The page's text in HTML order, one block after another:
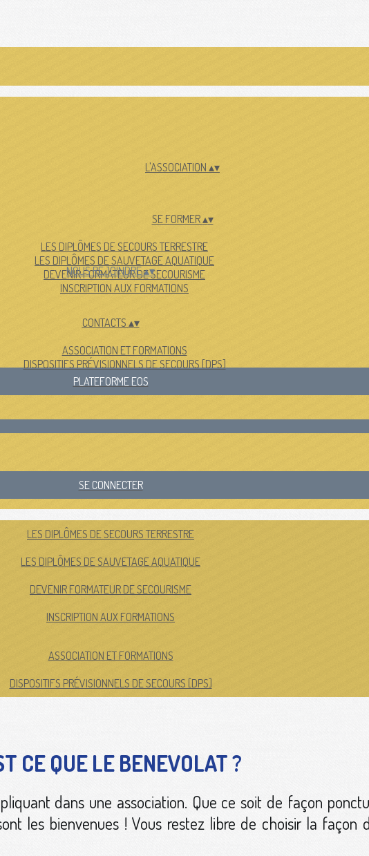
L'ASSOCIATION ▴▾
SE FORMER▴▾
LES DIPLÔMES DE SECOURS TERRESTRE
LES DIPLÔMES DE SAUVETAGE AQUATIQUE
DEVENIR FORMATEUR DE SECOURISME
INSCRIPTION AUX FORMATIONS
NOUS REJOINDRE▴▾
CONTACTS ▴▾
ASSOCIATION ET FORMATIONS
DISPOSITIFS PRÉVISIONNELS DE SECOURS [DPS]
PLATEFORME EOS
SE CONNECTER
LES DIPLÔMES DE SECOURS TERRESTRE
LES DIPLÔMES DE SAUVETAGE AQUATIQUE
DEVENIR FORMATEUR DE SECOURISME
INSCRIPTION AUX FORMATIONS
ASSOCIATION ET FORMATIONS
DISPOSITIFS PRÉVISIONNELS DE SECOURS [DPS]
CE QUE LE BENEVOLAT ?
dans une association. Que ce soit de façon
les bienvenues ! Vous restez libre de choisir la façon